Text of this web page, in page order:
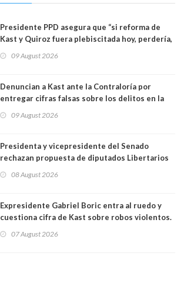
Presidente PPD asegura que “si reforma de
Kast y Quiroz fuera plebiscitada hoy, perdería,
a favor de la oposición, sería una victoria de la
09 August 2026
Denuncian a Kast ante la Contraloría por
entregar cifras falsas sobre los delitos en la
09 August 2026
Presidenta y vicepresidente del Senado
rechazan propuesta de diputados Libertarios
"Constituye un camino equivocado"
08 August 2026
Expresidente Gabriel Boric entra al ruedo y
cuestiona cifra de Kast sobre robos violentos.
07 August 2026